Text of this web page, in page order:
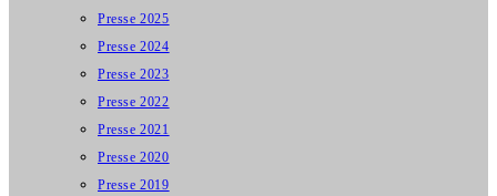
Presse 2025
Presse 2024
Presse 2023
Presse 2022
Presse 2021
Presse 2020
Presse 2019